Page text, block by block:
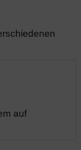
auf